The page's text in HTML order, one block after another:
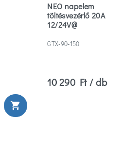
shopping_cart
NEO napelem
töltésvezérlő 20A
12/24V@
GTX-90-150
10 290 Ft / db